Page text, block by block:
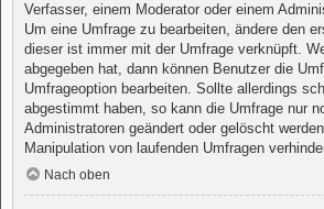
Verfasser, einem Moderator oder einem
Um eine Umfrage zu bearbeiten, ändere den
dieser ist immer mit der Umfrage verknüpft.
abgegeben hat, dann können Benutzer die
Umfrageoption bearbeiten. Sollte allerdings
abgestimmt haben, so kann die Umfrage nur
Administratoren geändert oder gelöscht
Manipulation von laufenden Umfragen
Nach oben